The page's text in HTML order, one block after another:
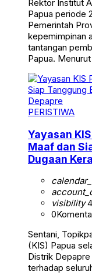
Rektor Institut
Papua periode
Pemerintah
kepemimpinan
tantangan
Papua.
PERISTIWA
Yayasan
Maaf dan
Dugaan
visibility
0
Sentani,
(KIS) Papua
Distrik
terhadap